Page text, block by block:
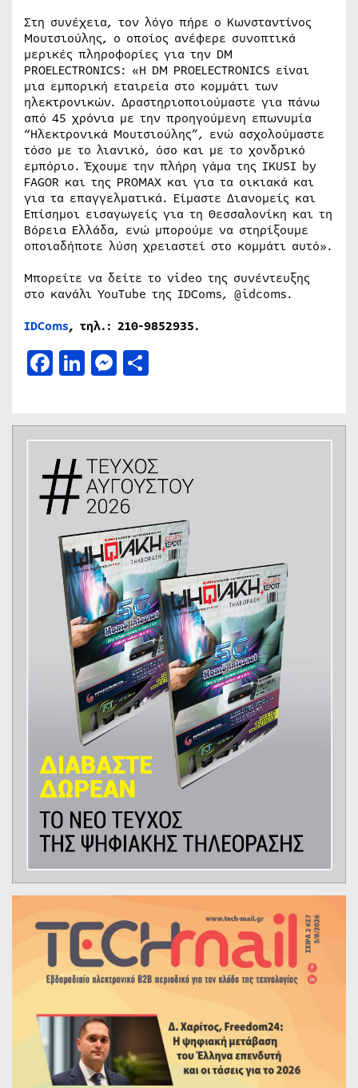
Στη συνέχεια, τον λόγο πήρε ο Κωνσταντίνος
Μουτσιούλης, ο οποίος ανέφερε συνοπτικά
μερικές πληροφορίες για την DM
PROELECTRONICS: «Η DM PROELECTRONICS είναι
μια εμπορική εταιρεία στο κομμάτι των
ηλεκτρονικών. Δραστηριοποιούμαστε για πάνω
από 45 χρόνια με την προηγούμενη επωνυμία
“Ηλεκτρονικά Μουτσιούλης”, ενώ ασχολούμαστε
τόσο με το λιανικό, όσο και με το χονδρικό
εμπόριο. Έχουμε την πλήρη γάμα της IKUSI by
FAGOR και της PROMAX και για τα οικιακά και
για τα επαγγελματικά. Είμαστε Διανομείς και
Επίσημοι εισαγωγείς για τη Θεσσαλονίκη και τη
Βόρεια Ελλάδα, ενώ μπορούμε να στηρίξουμε
οποιαδήποτε λύση χρειαστεί στο κομμάτι αυτό».
Μπορείτε να δείτε το video της συνέντευξης
στο κανάλι YouTube της IDComs, @idcoms.
IDComs, τηλ.: 210-9852935.
Facebook
LinkedIn
Messenger